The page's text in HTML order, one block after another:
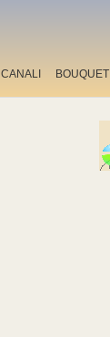
CANALI BOUQUET